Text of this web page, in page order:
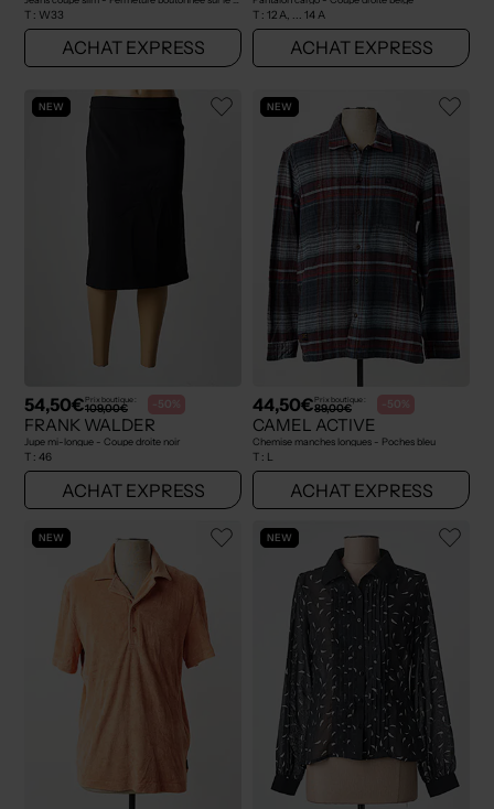
T : W33
ACHAT EXPRESS
T : 12 A, ... 14 A
ACHAT EXPRESS
NEW
54,50€Prix boutique :
109,00€ -50%
FRANK WALDER
Jupe mi-longue - Coupe droite noir
T : 46
ACHAT EXPRESS
NEW
44,50€Prix boutique :
89,00€ -50%
CAMEL ACTIVE
Chemise manches longues - Poches bleu
T : L
ACHAT EXPRESS
NEW NEW